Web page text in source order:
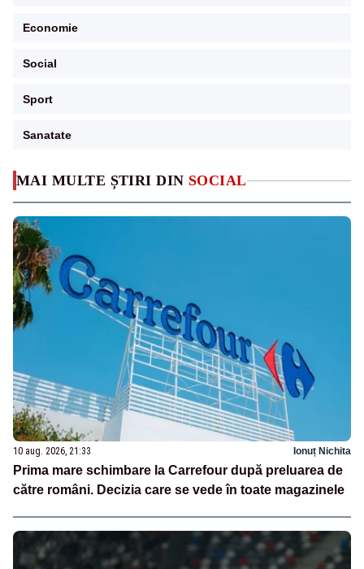
MAI MULTE ȘTIRI DIN SOCIAL
10 aug. 2026, 21:33 Ionuț Nichita
Prima mare schimbare la Carrefour după preluarea de
către români. Decizia care se vede în toate magazinele
Economie
Social
Sport
Sanatate